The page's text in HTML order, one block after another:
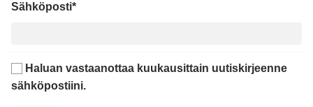
Sähköposti*
Haluan vastaanottaa kuukausittain uutiskirjeenne
sähköpostiini.